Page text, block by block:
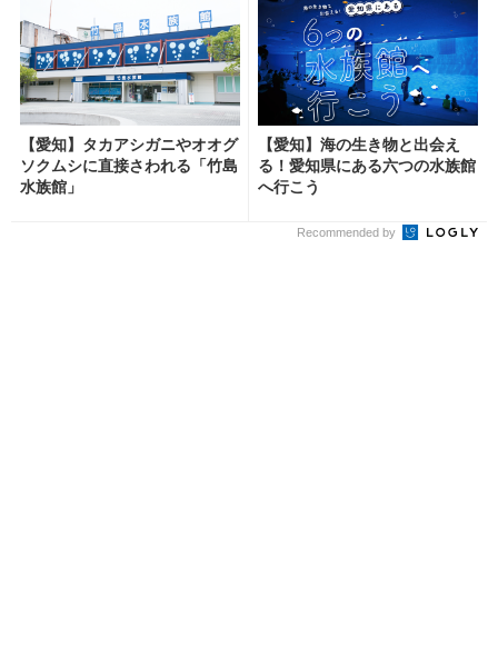
【愛知】タカアシガニやオオグ
ソクムシに直接さわれる「竹島
水族館」
【愛知】海の生き物と出会え
る！愛知県にある六つの水族館
へ行こう
Recommended by